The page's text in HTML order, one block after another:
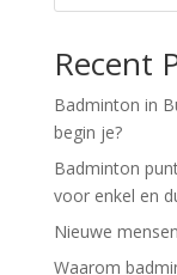
e
:
Recent
Badminton in
begin je?
Badminton
voor enkel en
Nieuwe
Waarom